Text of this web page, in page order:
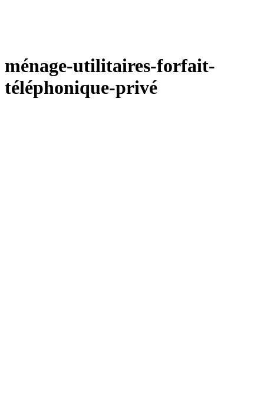
ménage-utilitaires-forfait-
téléphonique-privé